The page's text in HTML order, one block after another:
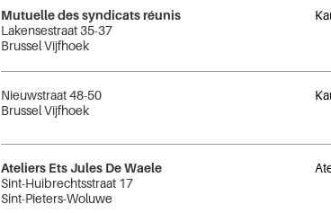
Mutuelle des syndicats réunis
Lakensestraat 35-37
Brussel Vijfhoek
Nieuwstraat 48-50
Brussel Vijfhoek
Ateliers Ets Jules De Waele
Sint-Huibrechtsstraat 17
Sint-Pieters-Woluwe